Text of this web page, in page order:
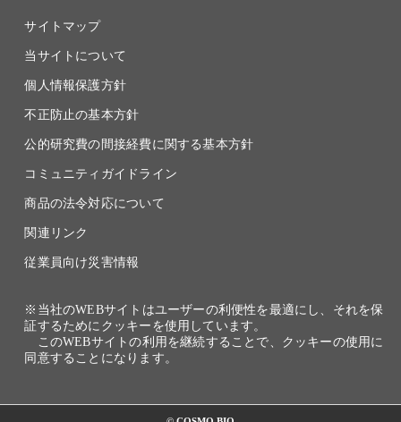
サイトマップ
当サイトについて
個人情報保護方針
不正防止の基本方針
公的研究費の間接経費に関する基本方針
コミュニティガイドライン
商品の法令対応について
関連リンク
従業員向け災害情報
※当社のWEBサイトはユーザーの利便性を最適にし、それを保
証するためにクッキーを使用しています。
このWEBサイトの利用を継続することで、クッキーの使用に
同意することになります。